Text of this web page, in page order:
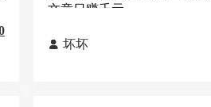
文章日赚千元
 坏坏